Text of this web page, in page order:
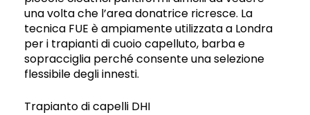
una volta che l’area donatrice ricresce. La
tecnica FUE è ampiamente utilizzata a Londra
per i trapianti di cuoio capelluto, barba e
sopracciglia perché consente una selezione
flessibile degli innesti.
Trapianto di capelli DHI